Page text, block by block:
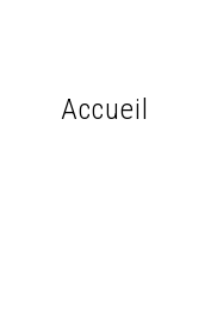
Accueil